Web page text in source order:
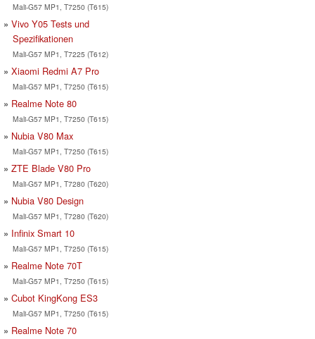
Mali-G57 MP1, T7250 (T615)
Vivo Y05 Tests und
Spezifikationen
Mali-G57 MP1, T7225 (T612)
Xiaomi Redmi A7 Pro
Mali-G57 MP1, T7250 (T615)
Realme Note 80
Mali-G57 MP1, T7250 (T615)
Nubia V80 Max
Mali-G57 MP1, T7250 (T615)
ZTE Blade V80 Pro
Mali-G57 MP1, T7280 (T620)
Nubia V80 Design
Mali-G57 MP1, T7280 (T620)
Infinix Smart 10
Mali-G57 MP1, T7250 (T615)
Realme Note 70T
Mali-G57 MP1, T7250 (T615)
Cubot KingKong ES3
Mali-G57 MP1, T7250 (T615)
Realme Note 70